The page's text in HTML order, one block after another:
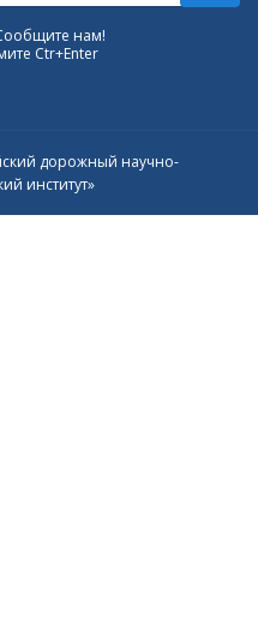
нам!
Ctr+Enter
дорожный научно-
институт»